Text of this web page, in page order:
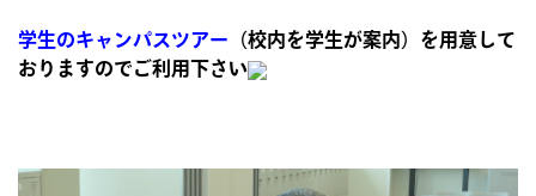
学生のキャンパスツアー （校内を学生が案内）を用意して
おりますのでご利用下さい